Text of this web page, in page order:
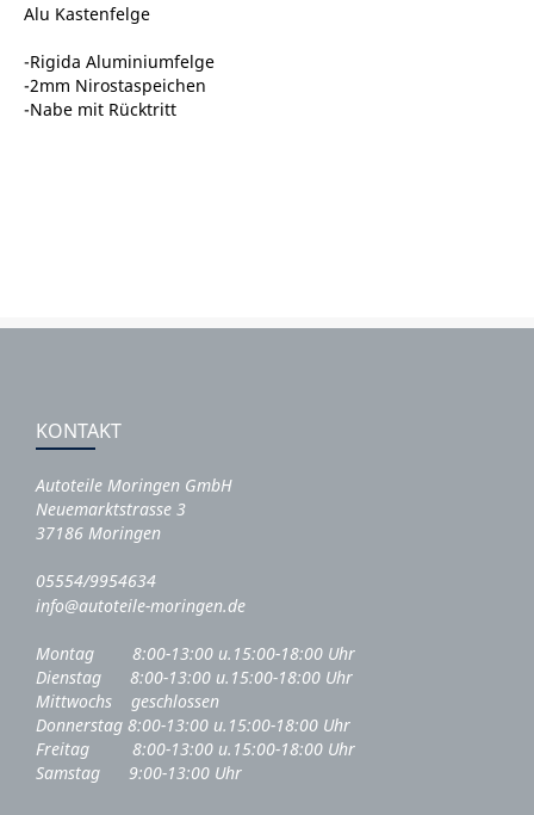
Alu Kastenfelge
-Rigida Aluminiumfelge
-2mm Nirostaspeichen
-Nabe mit Rücktritt
KONTAKT
Autoteile Moringen GmbH
Neuemarktstrasse 3
37186 Moringen
05554/9954634
info@autoteile-moringen.de
Montag 8:00-13:00 u.15:00-18:00 Uhr
Dienstag 8:00-13:00 u.15:00-18:00 Uhr
Mittwochs geschlossen
Donnerstag 8:00-13:00 u.15:00-18:00 Uhr
Freitag 8:00-13:00 u.15:00-18:00 Uhr
Samstag 9:00-13:00 Uhr